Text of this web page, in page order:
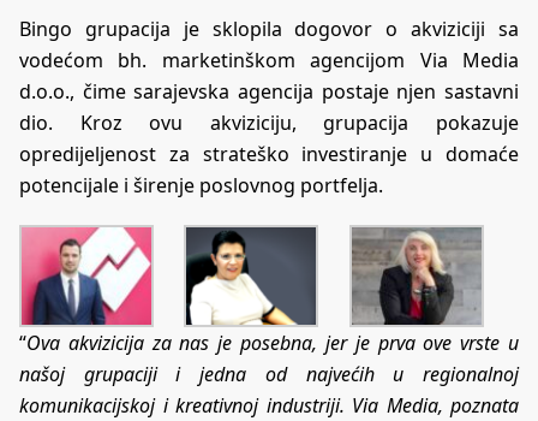
Bingo grupacija je sklopila dogovor o akviziciji sa
vodećom bh. marketinškom agencijom Via Media
d.o.o., čime sarajevska agencija postaje njen sastavni
dio. Kroz ovu akviziciju, grupacija pokazuje
opredijeljenost za strateško investiranje u domaće
potencijale i širenje poslovnog portfelja.
“Ova akvizicija za nas je posebna, jer je prva ove vrste u
našoj grupaciji i jedna od najvećih u regionalnoj
komunikacijskoj i kreativnoj industriji. Via Media, poznata